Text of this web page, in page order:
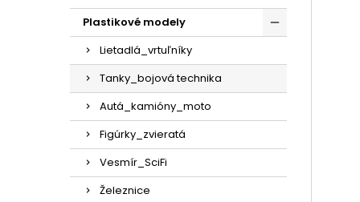
Plastikové modely
Lietadlá_vrtuľníky
Tanky_bojová technika
Autá_kamióny_moto
Figúrky_zvieratá
Vesmír_SciFi
Železnice